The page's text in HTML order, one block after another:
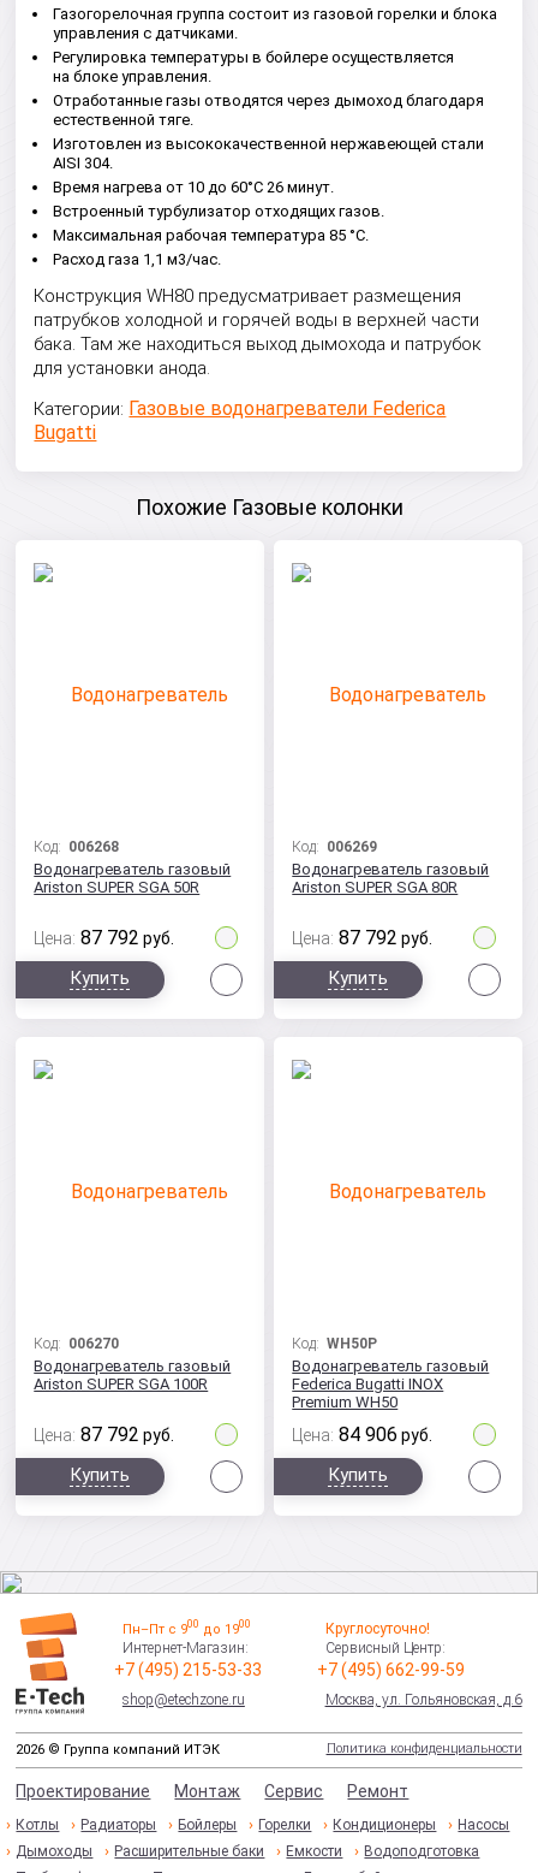
Газогорелочная группа состоит из газовой горелки и блока
управления с датчиками.
Регулировка температуры в бойлере осуществляется
на блоке управления.
Отработанные газы отводятся через дымоход благодаря
естественной тяге.
Изготовлен из высококачественной нержавеющей стали
AISI 304.
Время нагрева от 10 до 60°C 26 минут.
Встроенный турбулизатор отходящих газов.
Максимальная рабочая температура 85 °С.
Расход газа 1,1 м3/час.
Конструкция WH80 предусматривает размещения
патрубков холодной и горячей воды в верхней части
бака. Там же находиться выход дымохода и патрубок
для установки анода.
Категории: Газовые водонагреватели Federica
Bugatti
Похожие Газовые колонки
Код: 006268
Водонагреватель газовый
Ariston SUPER SGA 50R
Цена: 87 792 руб.
Купить
Код: 006269
Водонагреватель газовый
Ariston SUPER SGA 80R
Цена: 87 792 руб.
Купить
Код: 006270
Водонагреватель газовый
Ariston SUPER SGA 100R
Цена: 87 792 руб.
Купить
Код:WH50P
Водонагреватель газовый
Federica Bugatti INOX
Premium WH50
Цена: 84 906 руб.
Купить
Пн–Пт с 900 до 1900
Интернет-Магазин:
+7 (495) 215-53-33
shop@etechzone.ru
Круглосуточно!
Сервисный Центр:
+7 (495) 662-99-59
Москва, ул. Гольяновская, д.6
2026 © Группа компаний ИТЭК Политика конфиденциальности
Проектирование Монтаж Сервис Ремонт
Котлы Радиаторы Бойлеры Горелки Кондиционеры
Насосы
Дымоходы
Расширительные баки Емкости
Водоподготовка